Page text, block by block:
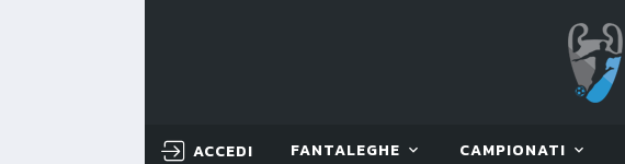
ACCEDI FANTALEGHE CAMPIONATI